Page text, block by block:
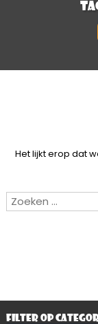
Het lijkt erop dat
Zoeken
FILTER OP